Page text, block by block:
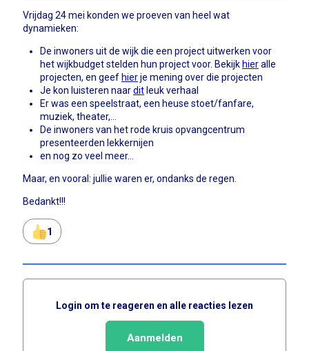
Vrijdag 24 mei konden we proeven van heel wat
dynamieken:
De inwoners uit de wijk die een project uitwerken voor
het wijkbudget stelden hun project voor. Bekijk hieralle
projecten, en geef hierje mening over die projecten
Je kon luisteren naardit leuk verhaal
Er was een speelstraat, een heuse stoet/fanfare,
muziek, theater,...
De inwoners van het rode kruis opvangcentrum
presenteerden lekkernijen
en nog zo veel meer...
Maar, en vooral: jullie waren er, ondanks de regen.
Bedankt!!!
1
Login om te reageren en alle reacties lezen
Aanmelden